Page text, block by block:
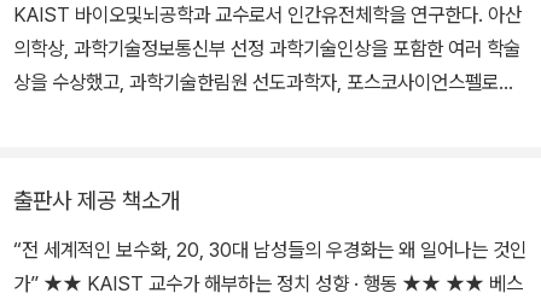
KAIST 바이오및뇌공학과 교수로서 인간유전체학을 연구한다. 아산
의학상, 과학기술정보통신부 선정 과학기술인상을 포함한 여러 학술
상을 수상했고, 과학기술한림원 선도과학자, 포스코사이언스펠로십
가 어떻게 의학뿐 아니라 가정, 경제, 정치, 종교를 포함하는 인간 사
회 전반에 나타나는지를 고발했다면, 이번 책은 주요 학문 분야들을
아우르며 인간의 정치성을 집중적으로 탐구한다. 전 세계의 정치적
출판사 제공 책소개
“전 세계적인 보수화, 20, 30대 남성들의 우경화는 왜 일어나는 것인
가” ★★ KAIST 교수가 해부하는 정치 성향 · 행동 ★★ ★★ 베스